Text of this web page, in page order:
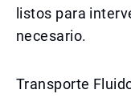
listos para
necesario.
Transporte